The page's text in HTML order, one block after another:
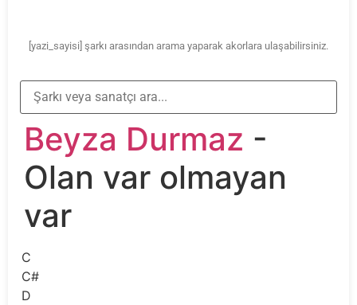
[yazi_sayisi] şarkı arasından arama yaparak akorlara ulaşabilirsiniz.
Beyza Durmaz -
Olan var olmayan
var
C
C#
D